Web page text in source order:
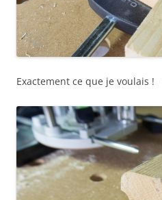
Exactement ce que je voulais !